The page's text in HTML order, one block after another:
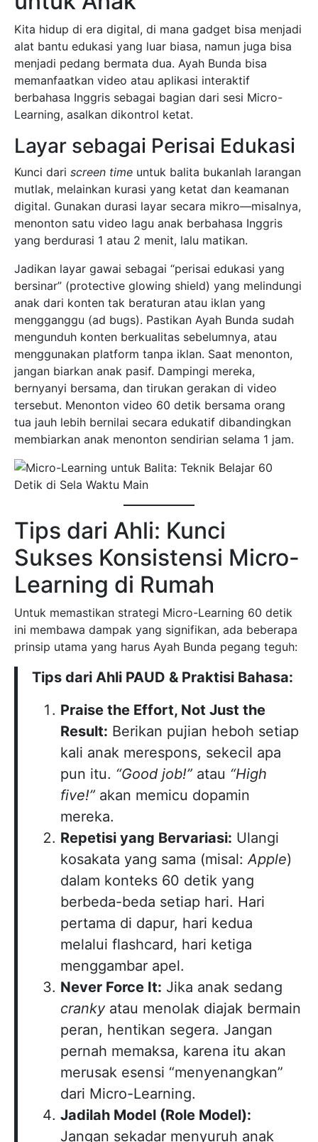
Kita hidup di era digital, di mana gadget bisa menjadi
alat bantu edukasi yang luar biasa, namun juga bisa
menjadi pedang bermata dua. Ayah Bunda bisa
memanfaatkan video atau aplikasi interaktif
berbahasa Inggris sebagai bagian dari sesi Micro-
Learning, asalkan dikontrol ketat.
Layar sebagai Perisai Edukasi
Kunci dari screen time untuk balita bukanlah larangan
mutlak, melainkan kurasi yang ketat dan keamanan
digital. Gunakan durasi layar secara mikro—misalnya,
menonton satu video lagu anak berbahasa Inggris
yang berdurasi 1 atau 2 menit, lalu matikan.
Jadikan layar gawai sebagai “perisai edukasi yang
bersinar” (protective glowing shield) yang melindungi
anak dari konten tak beraturan atau iklan yang
mengganggu (ad bugs). Pastikan Ayah Bunda sudah
mengunduh konten berkualitas sebelumnya, atau
menggunakan platform tanpa iklan. Saat menonton,
jangan biarkan anak pasif. Dampingi mereka,
bernyanyi bersama, dan tirukan gerakan di video
tersebut. Menonton video 60 detik bersama orang
tua jauh lebih bernilai secara edukatif dibandingkan
membiarkan anak menonton sendirian selama 1 jam.
Tips dari Ahli: Kunci
Sukses Konsistensi Micro-
Learning di Rumah
Untuk memastikan strategi Micro-Learning 60 detik
ini membawa dampak yang signifikan, ada beberapa
prinsip utama yang harus Ayah Bunda pegang teguh:
Tips dari Ahli PAUD & Praktisi Bahasa:
Praise the Effort, Not Just the
Result: Berikan pujian heboh setiap
kali anak merespons, sekecil apa
pun itu. “Good job!” atau “High
five!” akan memicu dopamin
mereka.
Repetisi yang Bervariasi: Ulangi
kosakata yang sama (misal:Apple)
dalam konteks 60 detik yang
berbeda-beda setiap hari. Hari
pertama di dapur, hari kedua
melalui flashcard, hari ketiga
menggambar apel.
Never Force It: Jika anak sedang
crankyatau menolak diajak bermain
peran, hentikan segera. Jangan
pernah memaksa, karena itu akan
merusak esensi “menyenangkan”
dari Micro-Learning.
Jadilah Model (Role Model):
Jangan sekadar menyuruh anak